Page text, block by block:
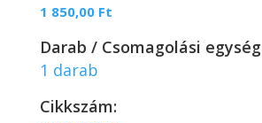
1 850,00 Ft
Darab / Csomagolási egység
1 darab
Cikkszám: